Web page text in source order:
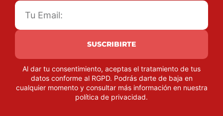
SUSCRIBIRTE
Al dar tu consentimiento, aceptas el tratamiento de tus
datos conforme al RGPD. Podrás darte de baja en
cualquier momento y consultar más información en nuestra
política de privacidad.